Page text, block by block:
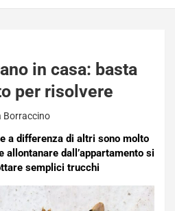
in casa: basta
per risolvere
Borraccino
a differenza di altri sono molto
dall’appartamento si
semplici trucchi